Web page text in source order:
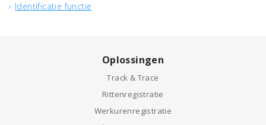
Identificatie functie
Oplossingen
Track & Trace
Rittenregistratie
Werkurenregistratie